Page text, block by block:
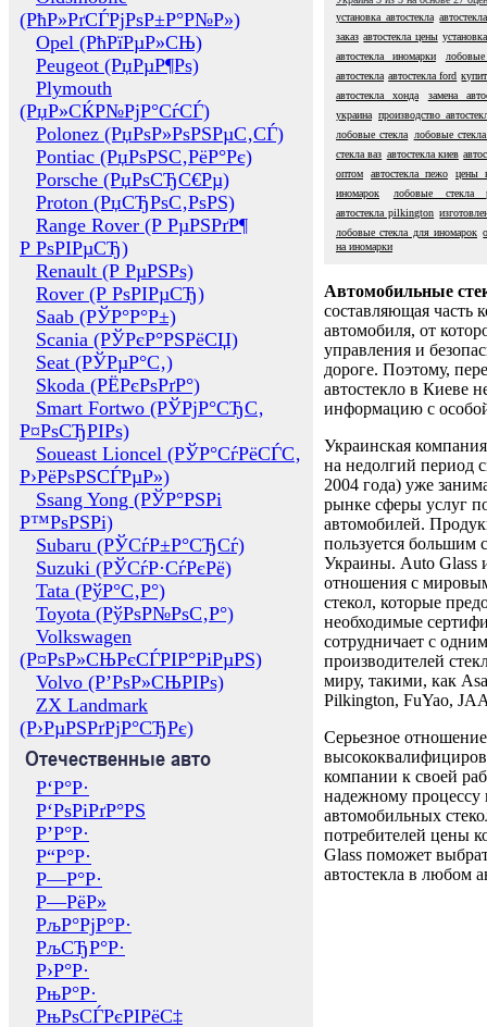
(РћР»РґСЃРјРѕР±Р°Р№Р»)
Opel (РћРїРµР»СЊ)
Peugeot (РџРµР¶Рѕ)
Plymouth
(РџР»СЌР№РјР°СѓСЃ)
Polonez (РџРѕР»РѕРЅРµС‚СЃ)
Pontiac (РџРѕРЅС‚РёР°Рє)
Porsche (РџРѕСЂС€Рµ)
Proton (РџСЂРѕС‚РѕРЅ)
Range Rover (Р РµРЅРґР¶
Р РѕРІРµСЂ)
Renault (Р РµРЅРѕ)
Rover (Р РѕРІРµСЂ)
Saab (РЎР°Р°Р±)
Scania (РЎРєР°РЅРёСЏ)
Seat (РЎРµР°С‚)
Skoda (РЁРєРѕРґР°)
Smart Fortwo (РЎРјР°СЂС‚
Р¤РѕСЂРІРѕ)
Soueast Lioncel (РЎР°СѓРёСЃС‚
Р›РёРѕРЅСЃРµР»)
Ssang Yong (РЎР°РЅРі
Р™РѕРЅРі)
Subaru (РЎСѓР±Р°СЂСѓ)
Suzuki (РЎСѓР·СѓРєРё)
Tata (РўР°С‚Р°)
Toyota (РўРѕР№РѕС‚Р°)
Volkswagen
(Р¤РѕР»СЊРєСЃРІР°РіРµРЅ)
Volvo (Р’РѕР»СЊРІРѕ)
ZX Landmark
(Р›РµРЅРґРјР°СЂРє)
Отечественные авто
Р‘Р°Р·
Р‘РѕРіРґР°РЅ
Р’Р°Р·
Р“Р°Р·
Р—Р°Р·
Р—РёР»
РљР°РјР°Р·
РљСЂР°Р·
Р›Р°Р·
РњР°Р·
РњРѕСЃРєРІРёС‡
установка автостекла автостекла
заказ автостекла цены
автостекла иномарки
автостекла автостекла ford
автостекла хонда
замена
украина производство
лобовые стекла
лобовые
стекла ваз автостекла киев
оптом
автостекла пежо
цены
иномарок
лобовые стекла
автостекла pilkington
лобовые стекла для иномарок
на иномарки
Автомобильные
составляющая часть
автомобиля, от
управления и
дороге. Поэтому,
автостекло в Киеве
информацию с
Украинская
на недолгий период
2004 года) уже
рынке сферы услуг
автомобилей.
пользуется большим
Украины. Auto Glass
отношения с
стекол, которые
необходимые
сотрудничает с
производителей
миру, такими, как
Pilkington, FuYao,
Серьезное отношение
компании к своей
надежному процессу
автомобильных
потребителей цены
Glass поможет
автостекла в любом